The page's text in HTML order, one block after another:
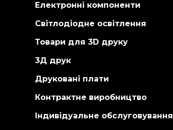
Електронні компоненти
Світлодіодне освітлення
Товари для 3D друку
3Д друк
Друковані плати
Контрактне виробництво
Індивідуальне обслуговування